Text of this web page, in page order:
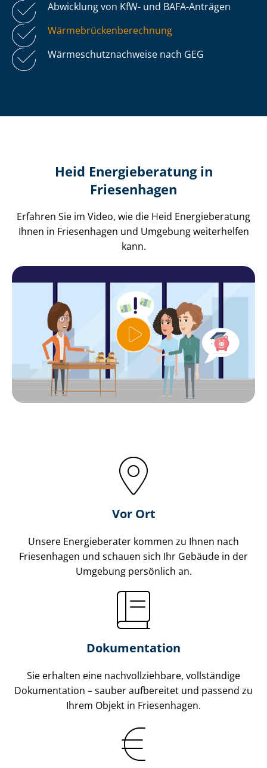
Abwicklung von KfW- und BAFA-Anträgen
Wär­me­brü­cken­be­rech­nung
Wär­me­schutz­nach­wei­se nach GEG
Heid Energieberatung in
Friesenhagen
Erfahren Sie im Video, wie die Heid Energieberatung
Ihnen in Friesenhagen und Umgebung weiterhelfen
kann.
Vor Ort
Unsere Energieberater kommen zu Ihnen nach
Friesenhagen und schauen sich Ihr Gebäude in der
Umgebung persönlich an.
Dokumentation
Sie erhalten eine nach­voll­zieh­ba­re, vollständige
Dokumentation – sauber aufbereitet und passend zu
Ihrem Objekt in Friesenhagen.